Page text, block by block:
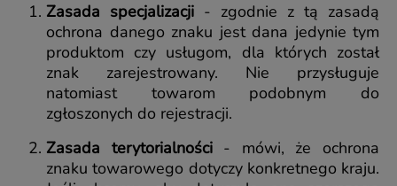
Zasada specjalizacji - zgodnie z tą zasadą
ochrona danego znaku jest dana jedynie tym
produktom czy usługom, dla których został
znak zarejestrowany. Nie przysługuje
natomiast towarom podobnym do
zgłoszonych do rejestracji.
Zasada terytorialności - mówi, że ochrona
znaku towarowego dotyczy konkretnego kraju.